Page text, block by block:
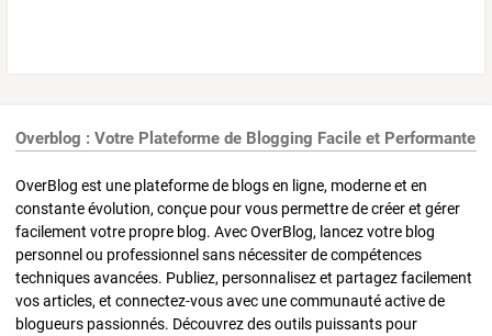
Overblog : Votre Plateforme de Blogging Facile et Performante
OverBlog est une plateforme de blogs en ligne, moderne et en
constante évolution, conçue pour vous permettre de créer et gérer
facilement votre propre blog. Avec OverBlog, lancez votre blog
personnel ou professionnel sans nécessiter de compétences
techniques avancées. Publiez, personnalisez et partagez facilement
vos articles, et connectez-vous avec une communauté active de
blogueurs passionnés. Découvrez des outils puissants pour